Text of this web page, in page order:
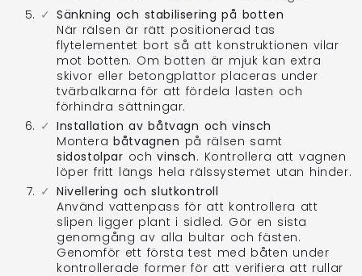
Sänkning och stabilisering på botten
När rälsen är rätt positionerad tas
flytelementet bort så att konstruktionen vilar
mot botten. Om botten är mjuk kan extra
skivor eller betongplattor placeras under
tvärbalkarna för att fördela lasten och
förhindra sättningar.
Installation av båtvagn och vinsch
Monterabåtvagnen på rälsen samt
sidostolpar ochvinsch. Kontrollera att vagnen
löper fritt längs hela rälssystemet utan hinder.
Nivellering och slutkontroll
Använd vattenpass för att kontrollera att
slipen ligger plant i sidled. Gör en sista
genomgång av alla bultar och fästen.
Genomför ett första test med båten under
kontrollerade former för att verifiera att rullar